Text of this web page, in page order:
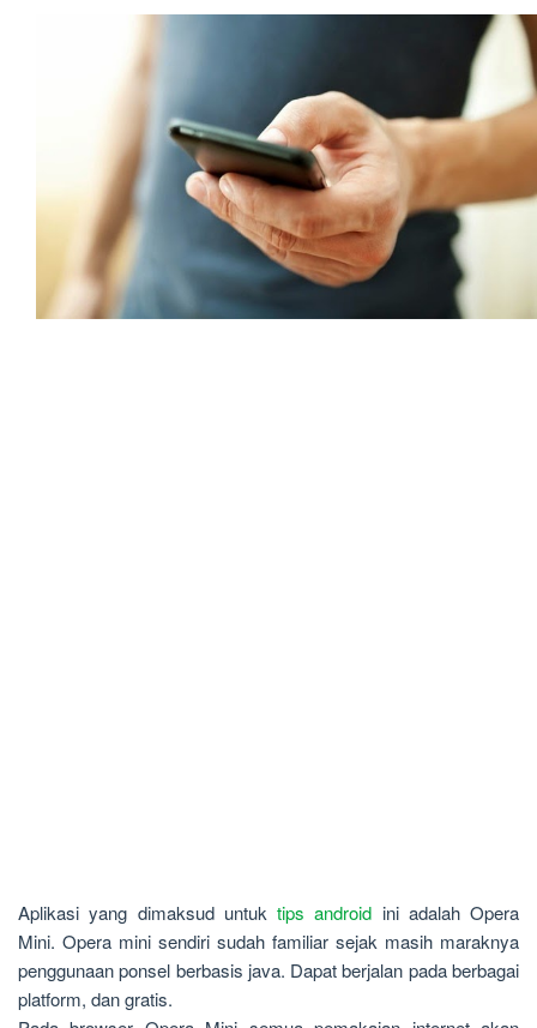
Aplikasi yang dimaksud untuk tips android ini adalah Opera
Mini. Opera mini sendiri sudah familiar sejak masih maraknya
penggunaan ponsel berbasis java. Dapat berjalan pada berbagai
platform, dan gratis.